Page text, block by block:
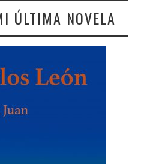
ÚLTIMA NOVELA